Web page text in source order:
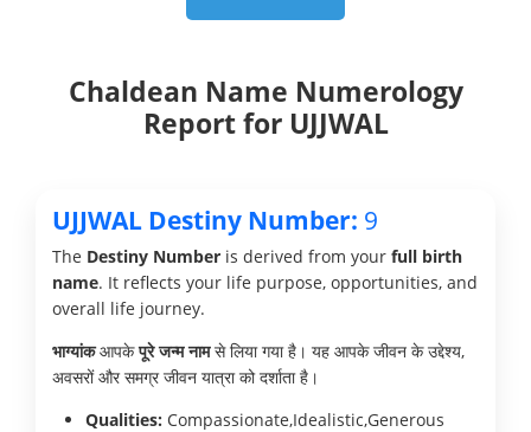
Chaldean Name Numerology
Report for UJJWAL
UJJWAL Destiny Number: 9
The Destiny Number is derived from your full birth
name. It reflects your life purpose, opportunities, and
overall life journey.
भाग्यांकआपकेपूरे जन्म नामसे लिया गया है। यह आपके जीवन के उद्देश्य,
अवसरों और समग्र जीवन यात्रा को दर्शाता है।
Qualities: Compassionate,Idealistic,Generous